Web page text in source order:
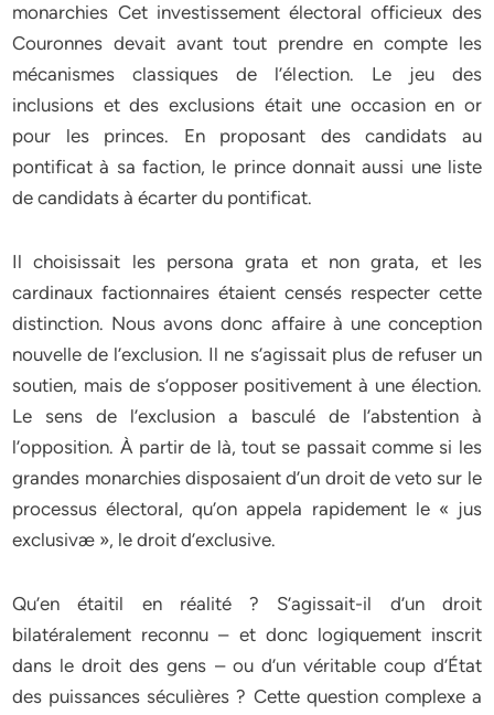
monarchies Cet investissement électoral officieux des
Couronnes devait avant tout prendre en compte les
mécanismes classiques de l’élection. Le jeu des
inclusions et des exclusions était une occasion en or
pour les princes. En proposant des candidats au
pontificat à sa faction, le prince donnait aussi une liste
de candidats à écarter du pontificat.
Il choisissait les persona grata et non grata, et les
cardinaux factionnaires étaient censés respecter cette
distinction. Nous avons donc affaire à une conception
nouvelle de l’exclusion. Il ne s’agissait plus de refuser un
soutien, mais de s’opposer positivement à une élection.
Le sens de l’exclusion a basculé de l’abstention à
l’opposition. À partir de là, tout se passait comme si les
grandes monarchies disposaient d’un droit de veto sur le
processus électoral, qu’on appela rapidement le « jus
exclusivæ », le droit d’exclusive.
Qu’en étaitil en réalité ? S’agissait-il d’un droit
bilatéralement reconnu – et donc logiquement inscrit
dans le droit des gens – ou d’un véritable coup d’État
des puissances séculières ? Cette question complexe a